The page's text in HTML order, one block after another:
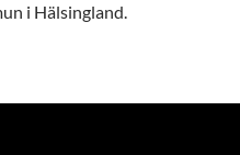
i Hälsingland.